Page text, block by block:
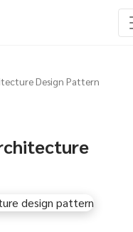
Design Pattern